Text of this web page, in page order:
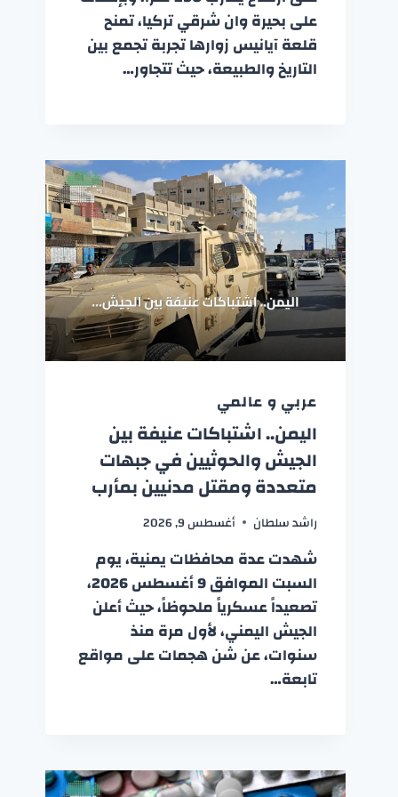
على بحيرة وان شرقي تركيا، تمنح
قلعة آيانيس زوارها تجربة تجمع بين
التاريخ والطبيعة، حيث تتجاور…
عربي و عالمي
اليمن.. اشتباكات عنيفة بين
الجيش والحوثيين في جبهات
متعددة ومقتل مدنيين بمأرب
راشد سلطان أغسطس 9, 2026
شهدت عدة محافظات يمنية، يوم
السبت الموافق 9 أغسطس 2026،
تصعيداً عسكرياً ملحوظاً، حيث أعلن
الجيش اليمني، لأول مرة منذ
سنوات، عن شن هجمات على مواقع
تابعة…